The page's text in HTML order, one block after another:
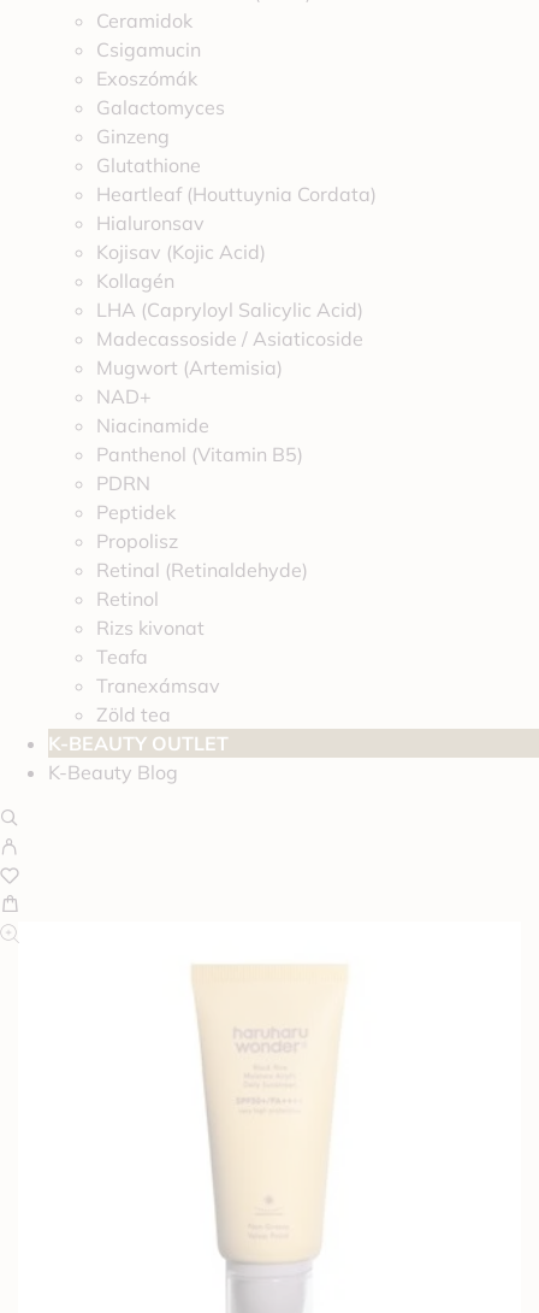
Ceramidok
Csigamucin
Exoszómák
Galactomyces
Ginzeng
Glutathione
Heartleaf (Houttuynia Cordata)
Hialuronsav
Kojisav (Kojic Acid)
Kollagén
LHA (Capryloyl Salicylic Acid)
Madecassoside / Asiaticoside
Mugwort (Artemisia)
NAD+
Niacinamide
Panthenol (Vitamin B5)
PDRN
Peptidek
Propolisz
Retinal (Retinaldehyde)
Retinol
Rizs kivonat
Teafa
Tranexámsav
Zöld tea
K-BEAUTY OUTLET
K-Beauty Blog